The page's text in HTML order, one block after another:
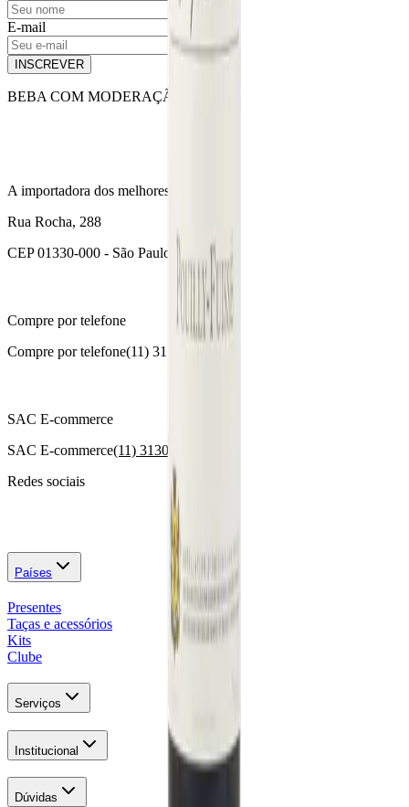
E-mail
INSCREVER
BEBA COM MODERAÇÃO
A importadora dos melhores vinhos.
Rua Rocha, 288
CEP 01330-000 - São Paulo - SP
Compre por telefone
Compre por telefone(11) 3174-1000
SAC E-commerce
SAC E-commerce(11) 3130-4646
Redes sociais
Países
Presentes
Taças e acessórios
Kits
Clube
Serviços
Institucional
Dúvidas